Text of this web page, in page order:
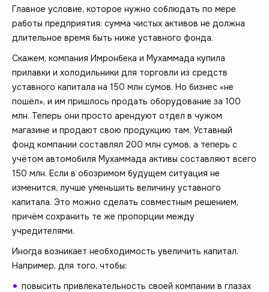
Главное условие, которое нужно соблюдать по мере
работы предприятия: сумма чистых активов не должна
длительное время быть ниже уставного фонда.
Скажем, компания Имронбека и Мухаммада купила
прилавки и холодильники для торговли из средств
уставного капитала на 150 млн сумов. Но бизнес «не
пошёл», и им пришлось продать оборудование за 100
млн. Теперь они просто арендуют отдел в чужом
магазине и продают свою продукцию там. Уставный
фонд компании составлял 200 млн сумов, а теперь с
учётом автомобиля Мухаммада активы составляют всего
150 млн. Если в обозримом будущем ситуация не
изменится, лучше уменьшить величину уставного
капитала. Это можно сделать совместным решением,
причём сохранить те же пропорции между
учредителями.
Иногда возникает необходимость увеличить капитал.
Например, для того, чтобы:
повысить привлекательность своей компании в глазах